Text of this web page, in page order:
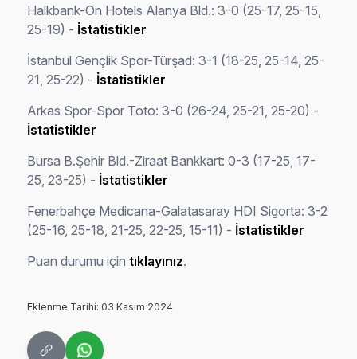
Halkbank-On Hotels Alanya Bld.: 3-0 (25-17, 25-15,
25-19) - İstatistikler
İstanbul Gençlik Spor-Türşad: 3-1 (18-25, 25-14, 25-
21, 25-22) - İstatistikler
Arkas Spor-Spor Toto: 3-0 (26-24, 25-21, 25-20) -
İstatistikler
Bursa B.Şehir Bld.-Ziraat Bankkart: 0-3 (17-25, 17-
25, 23-25) - İstatistikler
Fenerbahçe Medicana-Galatasaray HDI Sigorta: 3-2
(25-16, 25-18, 21-25, 22-25, 15-11) - İstatistikler
Puan durumu içintıklayınız.
Eklenme Tarihi: 03 Kasım 2024